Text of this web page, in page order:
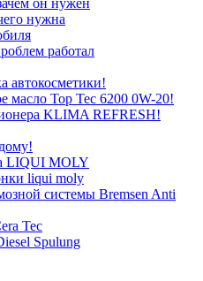
он нужен
нужна
работал
автокосметики!
масло Top Tec 6200 0W-20!
KLIMA REFRESH!
LIQUI MOLY
liqui moly
системы Bremsen Anti
Tec
Spulung